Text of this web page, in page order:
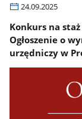
24.09.2025
Konkurs na
Ogłoszenie o
urzędniczy w